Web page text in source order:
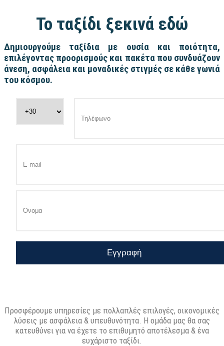
Το ταξίδι ξεκινά εδώ
Δημιουργούμε ταξίδια με ουσία και ποιότητα,
επιλέγοντας προορισμούς και πακέτα που συνδυάζουν
άνεση, ασφάλεια και μοναδικές στιγμές σε κάθε γωνιά
του κόσμου.
Εγγραφή
Προσφέρουμε υπηρεσίες με πολλαπλές επιλογές, οικονομικές
λύσεις με ασφάλεια & υπευθυνότητα. Η ομάδα μας θα σας
κατευθύνει για να έχετε το επιθυμητό αποτέλεσμα & ένα
ευχάριστο ταξίδι.